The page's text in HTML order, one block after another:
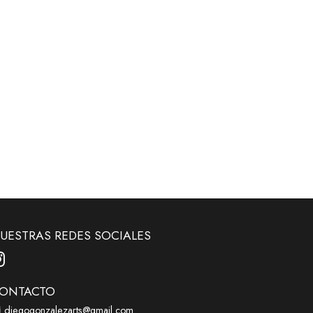
REDES SOCIALES
diegogonzalezarts@gmail.com